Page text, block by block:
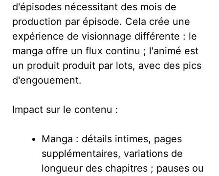
d'épisodes nécessitant des mois de
production par épisode. Cela crée une
expérience de visionnage différente : le
manga offre un flux continu ; l'animé est
un produit produit par lots, avec des pics
d'engouement.
Impact sur le contenu :
Manga : détails intimes, pages
supplémentaires, variations de
longueur des chapitres ; pauses ou